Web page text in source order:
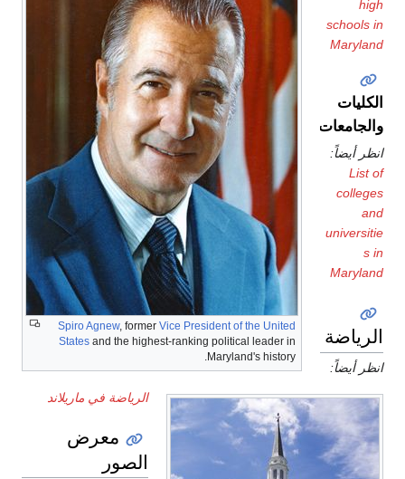
Spiro Agnew, former
Vice President
States and the highest-ranking
الرياضة في ماريلاند
معرض
الصور